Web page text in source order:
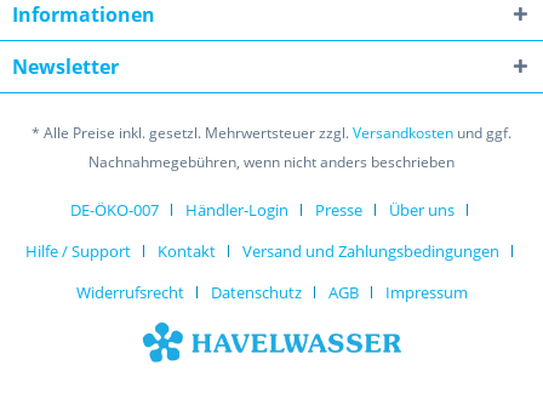
Informationen
Newsletter
* Alle Preise inkl. gesetzl. Mehrwertsteuer zzgl.Versandkosten und ggf.
Nachnahmegebühren, wenn nicht anders beschrieben
DE-ÖKO-007 Händler-Login Presse
Über uns
Hilfe / Support
Kontakt
Versand und Zahlungsbedingungen
Widerrufsrecht
Datenschutz AGB Impressum